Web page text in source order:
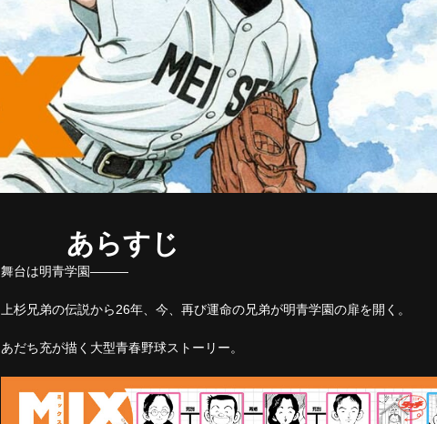
あらすじ
舞台は明青学園―――
上杉兄弟の伝説から26年、今、再び運命の兄弟が明青学園の扉を開く。
あだち充が描く大型青春野球ストーリー。